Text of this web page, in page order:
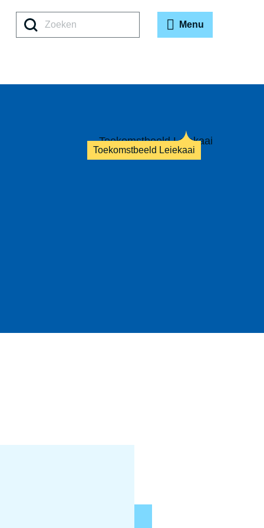
Zoeken
Menu
Toekomstbeeld Leiekaai